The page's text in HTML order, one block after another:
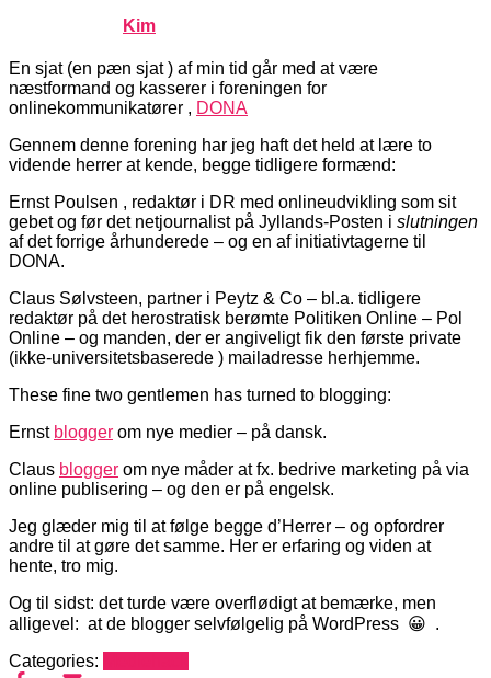
Kim
En sjat (en pæn sjat ) af min tid går med at være
næstformand og kasserer i foreningen for
onlinekommunikatører , DONA
Gennem denne forening har jeg haft det held at lære to
vidende herrer at kende, begge tidligere formænd:
Ernst Poulsen , redaktør i DR med onlineudvikling som sit
gebet og før det netjournalist på Jyllands-Posten i slutningen
af det forrige århunderede – og en af initiativtagerne til
DONA.
Claus Sølvsteen, partner i Peytz & Co – bl.a. tidligere
redaktør på det herostratisk berømte Politiken Online – Pol
Online – og manden, der er angiveligt fik den første private
(ikke-universitetsbaserede ) mailadresse herhjemme.
These fine two gentlemen has turned to blogging:
Ernst blogger om nye medier – på dansk.
Claus blogger om nye måder at fx. bedrive marketing på via
online publisering – og den er på engelsk.
Jeg glæder mig til at følge begge d’Herrer – og opfordrer
andre til at gøre det samme. Her er erfaring og viden at
hente, tro mig.
Og til sidst: det turde være overflødigt at bemærke, men
alligevel: at de blogger selvfølgelig på WordPress 😀 .
Categories: